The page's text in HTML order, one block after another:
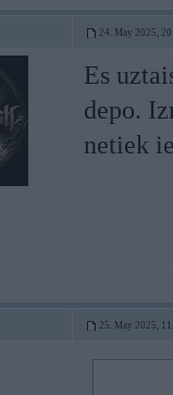
24. May 2025,
Es
depo.
netiek
25. May 2025,